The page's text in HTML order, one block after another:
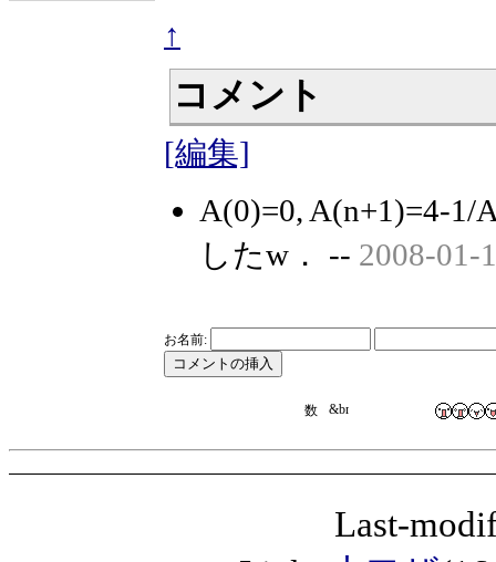
↑
コメント
[編集]
A(0)=0, A(n+1)=4-
したw． -- 2008-01-
お名前:
Last-